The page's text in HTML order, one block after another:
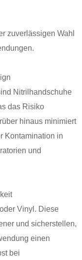
zuverlässigen Wahl
Nitrilhandschuhe
das Risiko
hinaus minimiert
Kontamination in
und
Vinyl. Diese
und sicherstellen,
einen
bei